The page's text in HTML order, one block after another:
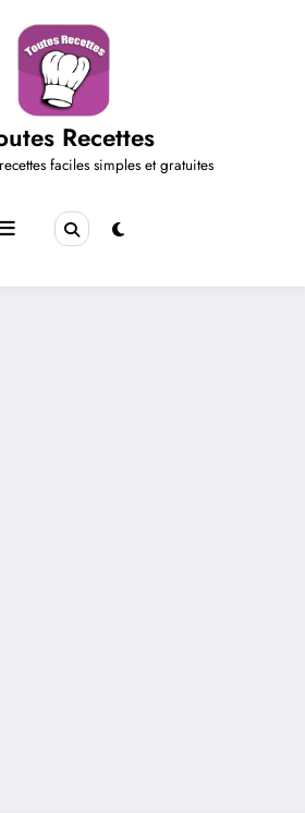
Recettes
faciles simples et gratuites